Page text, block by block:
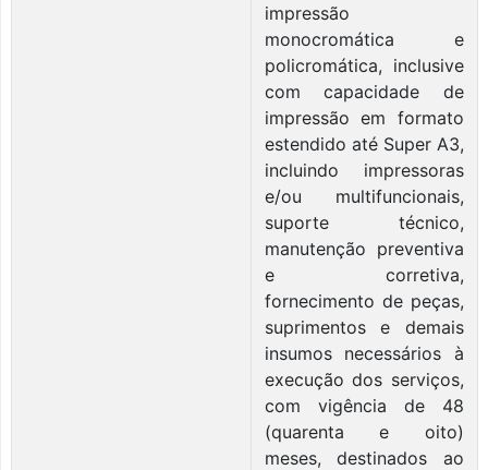
impressão
monocromática e
policromática, inclusive
com capacidade de
impressão em formato
estendido até Super A3,
incluindo impressoras
e/ou multifuncionais,
suporte técnico,
manutenção preventiva
e corretiva,
fornecimento de peças,
suprimentos e demais
insumos necessários à
execução dos serviços,
com vigência de 48
(quarenta e oito)
meses, destinados ao